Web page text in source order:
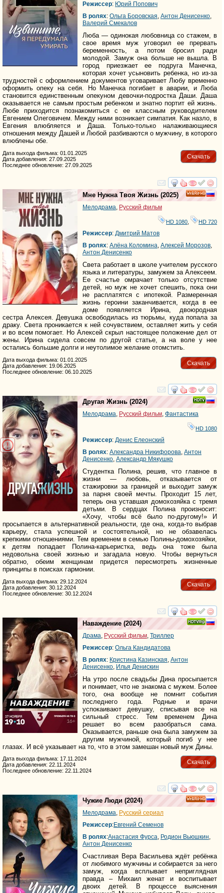
Режиссер: Юрий Попович
В ролях: Ольга Боровская, Антон Денисенко,
Валерий Смекалов
Люба — одинокая любовница со стажем, в
свое время муж уговорил ее прервать
беременность, а потом бросил ради
молодой. Замуж она больше не вышла. В
город приезжает ее подруга Манечка,
которая хочет усыновить ребенка, но из-за
трудностей с оформлением документов уговаривает Любу временно
оформить опеку на себя. Но Манечка погибает в аварии, и Люба
становится единственным опекуном девочки-подростка Даши. Даша
оказывается не самым простым ребенком и знатно портит ей жизнь.
Любе приходится познакомиться с ее классным руководителем
Евгением Олеговичем. Между ними возникает симпатия. Как назло, в
Евгения влюбляется и Даша. Только-только налаживающиеся
отношения между Дашей и Любой разбиваются о мужчину, в которого
влюблены обе.
Скачать
Дата выхода фильма: 01.01.2025
Дата добавления: 27.09.2025
Последнее обновление: 27.09.2025
смотреть
HD
Мне Нужна Твоя Жизнь (2025)
Мелодрама, Русский фильм
HD 1080 HD 720
Режиссер: Дмитрий Матов
В ролях: Алёна Коломина, Алексей Морозов,
Антон Денисенко
Света работает в школе учителем русского
языка и литературы, замужем за Алексеем.
Ее счастье омрачает только отсутствие
детей, но муж не хочет спешить, пока они
не расплатятся с ипотекой. Размеренная
жизнь героини заканчивается, когда в ее
доме появляется Ирина, двоюродная
сестра Алексея. Девушка освободилась из тюрьмы, куда попала за
драку. Света проникается к ней сочувствием, оставляет жить у себя
и во всем помогает. Но Алексей скрыл настоящее положение дел от
жены. Ирина сидела совсем по другой статье, а на воле у нее
остались большие долги и неутолимое желание отомстить.
Скачать
Дата выхода фильма: 01.01.2025
Дата добавления: 19.06.2025
Последнее обновление: 06.10.2025
смотреть
Другая Жизнь (2024)
Мелодрама, Русский фильм, Фантастика
HD 1080
Режиссер: Денис Елеонский
В ролях: Александра Никифорова, Антон
Денисенко, Александр Мякушко
Студентка Полина, решив, что главное в
жизни — любовь, отказывается от
стажировки за границей и выходит замуж
за парня своей мечты. Проходит 15 лет,
теперь она уставшая домохозяйка с тремя
детьми. В сердцах Полина произносит:
«Хочу, чтобы всё было по-другому!» И
просыпается в альтернативной реальности, где она, когда-то выбрав
карьеру, стала успешной и состоятельной, но не обзавелась
крепкими отношениями. Тем временем в семью Полины-домохозяйки,
к детям попадает Полина-карьеристка, ведь она тоже была
недовольна своей жизнью и загадала новую. Чтобы вернуться
обратно, обеим женщинам придется пересмотреть жизненные
принципы в поисках гармонии.
Скачать
Дата выхода фильма: 29.12.2024
Дата добавления: 30.12.2024
Последнее обновление: 30.12.2024
смотреть
Наваждение (2024)
Драма Русский фильм Триллер
Режиссер: Ольга Кандидатова
В ролях: Кристина Казинская Антон
Денисенко Илья Денискин
На утро после свадьбы Дина просыпается
и понимает, что не знакома с мужем. Более
того, она вообще не помнит события
последнего года. Родные и врачи
успокаивают девушку, списывая все на
сильный стресс. Тем временем Дина
решает во всем разобраться сама.
Оказывается, раньше она была замужем за
другим мужчиной, который погиб у нее
глазах. И всё указывает на то, что в этом замешан новый муж Дины.
Скачать
Дата выхода фильма: 17.11.2024
Дата добавления: 22.11.2024
Последнее обновление: 22.11.2024
смотреть
HD
Чужие Люди (2024)
Мелодрама, Русский сериал
Режиссер:Евгений Семенов
В ролях:Анастасия Фурса, Родион Вьюшкин,
Антон Денисенко
Счастливая Вера Васильева ждёт ребёнка
от любимого мужчины и собирается за него
замуж, когда всплывает неприглядная
правда – Михаил женат и воспитывает
двоих детей. В процессе выяснения